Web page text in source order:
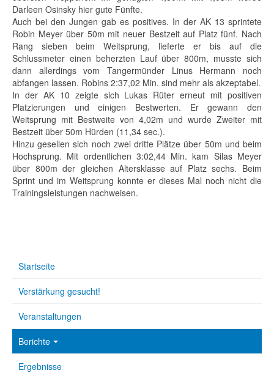
Darleen Osinsky hier gute Fünfte.
Auch bei den Jungen gab es positives. In der AK 13 sprintete
Robin Meyer über 50m mit neuer Bestzeit auf Platz fünf. Nach
Rang sieben beim Weitsprung, lieferte er bis auf die
Schlussmeter einen beherzten Lauf über 800m, musste sich
dann allerdings vom Tangermünder Linus Hermann noch
abfangen lassen. Robins 2:37,02 Min. sind mehr als akzeptabel.
In der AK 10 zeigte sich Lukas Rüter erneut mit positiven
Platzierungen und einigen Bestwerten. Er gewann den
Weitsprung mit Bestweite von 4,02m und wurde Zweiter mit
Bestzeit über 50m Hürden (11,34 sec.).
Hinzu gesellen sich noch zwei dritte Plätze über 50m und beim
Hochsprung. Mit ordentlichen 3:02,44 Min. kam Silas Meyer
über 800m der gleichen Altersklasse auf Platz sechs. Beim
Sprint und im Weitsprung konnte er dieses Mal noch nicht die
Trainingsleistungen nachweisen.
Startseite
Verstärkung gesucht!
Veranstaltungen
Berichte
Ergebnisse